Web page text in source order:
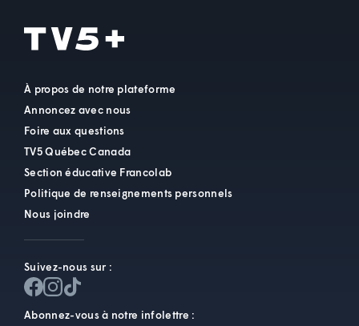
À propos de notre plateforme
Annoncez avec nous
Foire aux questions
TV5 Québec Canada
Section éducative Francolab
Politique de renseignements personnels
Nous joindre
Suivez-nous sur :
Abonnez-vous à notre infolettre :